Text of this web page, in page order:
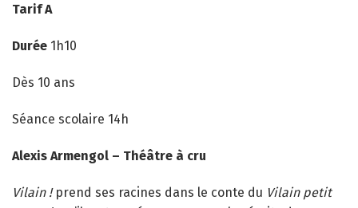
Tarif A
Durée 1h10
Dès 10 ans
Séance scolaire 14h
Alexis Armengol – Théâtre à cru
Vilain !prend ses racines dans le conte du Vilain petit